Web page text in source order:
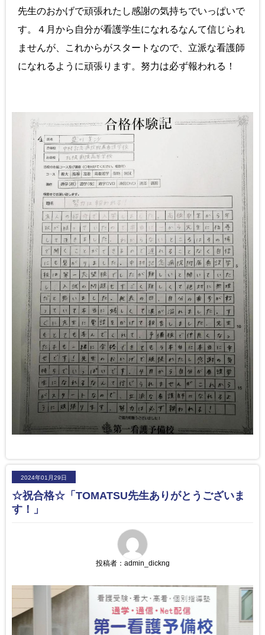
先生のおかげで頑張れたし感謝の気持ちでいっぱいで
す。４月から自分が看護学生になれるなんて信じられ
ませんが、これからがスタートなので、立派な看護師
になれるように頑張ります。努力は必ず報われる！
2024年01月29日
☆祝合格☆「TOMATSU先生ありがとうございま
す！」
投稿者： admin_dickng